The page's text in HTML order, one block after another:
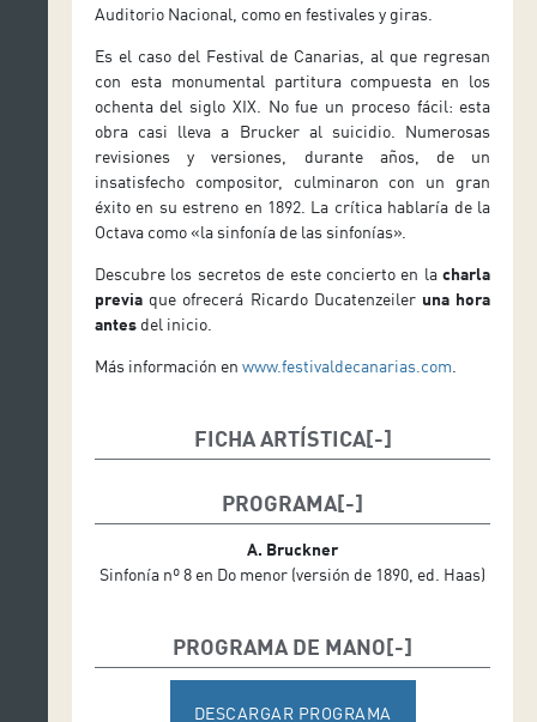
Auditorio Nacional, como en festivales y giras.
Es el caso del Festival de Canarias, al que regresan
con esta monumental partitura compuesta en los
ochenta del siglo XIX. No fue un proceso fácil: esta
obra casi lleva a Brucker al suicidio. Numerosas
revisiones y versiones, durante años, de un
insatisfecho compositor, culminaron con un gran
éxito en su estreno en 1892. La crítica hablaría de la
Octava como «la sinfonía de las sinfonías».
Descubre los secretos de este concierto en lacharla
previaque ofrecerá Ricardo Ducatenzeiler una hora
antesdel inicio.
Más información en www.festivaldecanarias.com
FICHA ARTÍSTICA
PROGRAMA
A. Bruckner
Sinfonía nº 8 en Do menor (versión de 1890, ed. Haas)
PROGRAMA DE MANO
DESCARGAR PROGRAMA